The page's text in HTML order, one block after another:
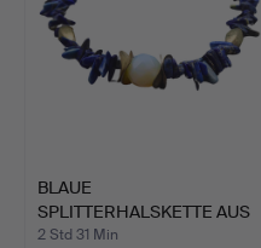
BLAUE
SPLITTERHALSKETTE AUS
LAPISLAZULI UN…
2 Std 31 Min